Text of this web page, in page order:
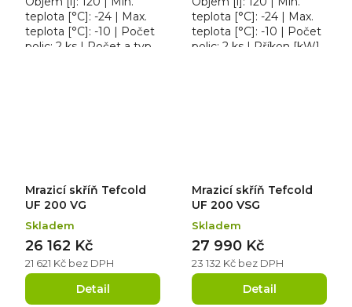
teplota [°C]: -24 | Max.
teplota [°C]: -10 | Počet
polic: 2 ks | Počet a typ
teplota [°C]: -24 | Max.
teplota [°C]: -10 | Počet
polic: 2 ks | Příkon [kW]:
Mrazicí skříň Tefcold
UF 200 VG
Skladem
21 621 Kč bez DPH
26 162 Kč
Detail
Mrazicí skříň Tefcold
UF 200 VSG
Skladem
23 132 Kč bez DPH
27 990 Kč
Detail